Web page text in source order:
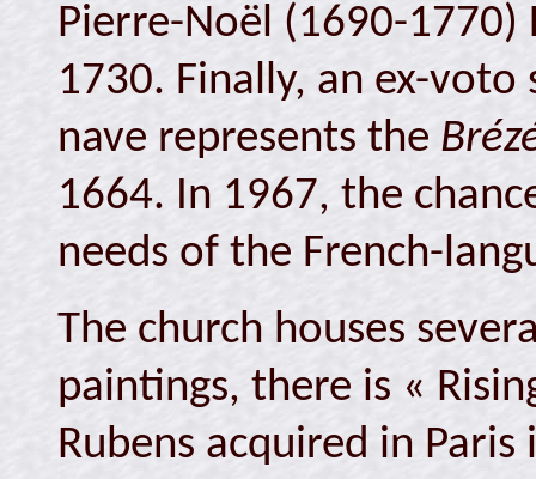
Pierre-Noël (1690-1770)
1730. Finally, an ex-
nave represents the
1664. In 1967, the
needs of the French-
The church houses
paintings, there is «
Rubens acquired in